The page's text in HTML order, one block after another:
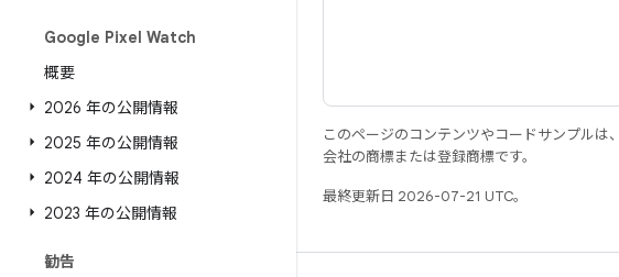
Google Pixel Watch
概要
2026 年の公開情報
2025 年の公開情報
2024 年の公開情報
2023 年の公開情報
勧告
このページのコンテンツやコードサンプルは、
会社の商標または登録商標です。
最終更新日 2026-07-21 UTC。